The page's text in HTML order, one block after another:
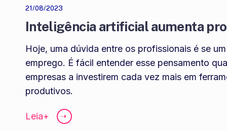
21/08/2023
Inteligência artificial aumenta
Hoje, uma dúvida entre os profissionais é se
emprego. É fácil entender esse pensamento
empresas a investirem cada vez mais em
produtivos.
Leia+ ➝